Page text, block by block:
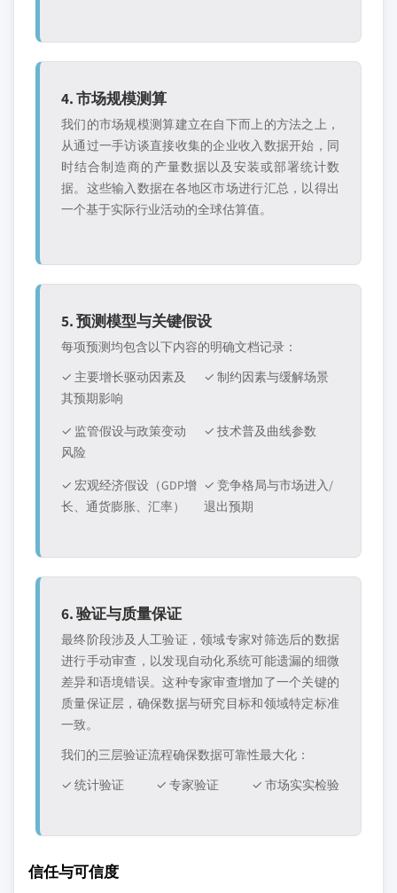
4. 市场规模测算
我们的市场规模测算建立在自下而上的方法之上，
从通过一手访谈直接收集的企业收入数据开始，同
时结合制造商的产量数据以及安装或部署统计数
据。这些输入数据在各地区市场进行汇总，以得出
一个基于实际行业活动的全球估算值。
5. 预测模型与关键假设
每项预测均包含以下内容的明确文档记录：
✓ 主要增长驱动因素及
其预期影响
✓ 制约因素与缓解场景
✓ 监管假设与政策变动
风险
✓ 技术普及曲线参数
✓ 宏观经济假设（GDP增
长、通货膨胀、汇率）
✓ 竞争格局与市场进入/
退出预期
6. 验证与质量保证
最终阶段涉及人工验证，领域专家对筛选后的数据
进行手动审查，以发现自动化系统可能遗漏的细微
差异和语境错误。这种专家审查增加了一个关键的
质量保证层，确保数据与研究目标和领域特定标准
一致。
我们的三层验证流程确保数据可靠性最大化：
✓ 统计验证
✓ 专家验证 ✓ 市场实实检验
信任与可信度